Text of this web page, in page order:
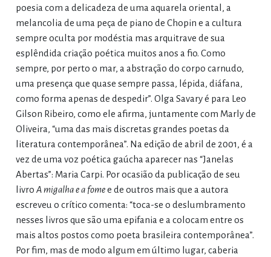
poesia com a delicadeza de uma aquarela oriental, a
melancolia de uma peça de piano de Chopin e a cultura
sempre oculta por modéstia mas arquitrave de sua
esplêndida criação poética muitos anos a fio. Como
sempre, por perto o mar, a abstração do corpo carnudo,
uma presença que quase sempre passa, lépida, diáfana,
como forma apenas de despedir”. Olga Savary é para Leo
Gilson Ribeiro, como ele afirma, juntamente com Marly de
Oliveira, “uma das mais discretas grandes poetas da
literatura contemporânea”. Na edição de abril de 2001, é a
vez de uma voz poética gaúcha aparecer nas “Janelas
Abertas”: Maria Carpi. Por ocasião da publicação de seu
livro A migalha e a fomee de outros mais que a autora
escreveu o crítico comenta: “toca-se o deslumbramento
nesses livros que são uma epifania e a colocam entre os
mais altos postos como poeta brasileira contemporânea”.
Por fim, mas de modo algum em último lugar, caberia